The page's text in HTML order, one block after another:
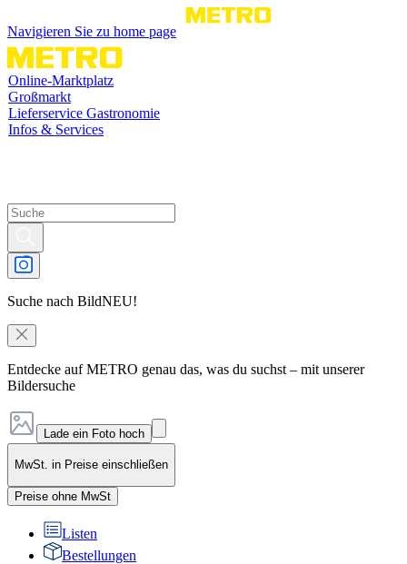
Navigieren Sie zu home page
Online-Marktplatz
Großmarkt
Lieferservice Gastronomie
Infos & Services
Suche nach BildNEU!
Entdecke auf METRO genau das, was du suchst – mit unserer
Bildersuche
Lade ein Foto hoch
MwSt. in Preise einschließen
Preise ohne MwSt
Listen
Bestellungen